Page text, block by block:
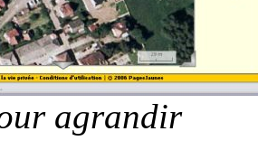
agrandir